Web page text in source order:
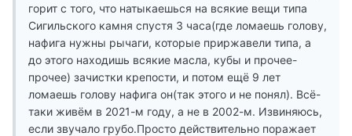
горит с того, что натыкаешься на всякие вещи типа
Сигильского камня спустя 3 часа(где ломаешь голову,
нафига нужны рычаги, которые приржавели типа, а
до этого находишь всякие масла, кубы и прочее-
прочее) зачистки крепости, и потом ещё 9 лет
ломаешь голову нафига он(так этого и не понял). Всё-
таки живём в 2021-м году, а не в 2002-м. Извиняюсь,
если звучало грубо.Просто действительно поражает